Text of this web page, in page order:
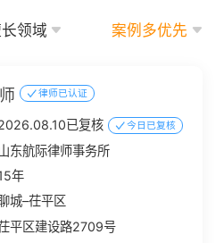
领域 案例多优先
律师已认证
已复核 今日已复核
东航际律师事务所
年
城–茌平区
平区建设路2709号